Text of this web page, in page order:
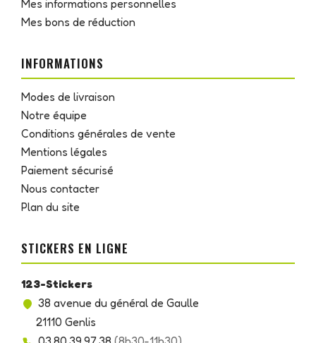
Mes informations personnelles
Mes bons de réduction
INFORMATIONS
Modes de livraison
Notre équipe
Conditions générales de vente
Mentions légales
Paiement sécurisé
Nous contacter
Plan du site
STICKERS EN LIGNE
123-Stickers
38 avenue du général de Gaulle
21110 Genlis